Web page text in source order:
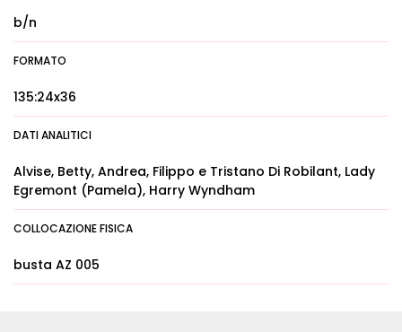
b/n
FORMATO
135:24x36
DATI ANALITICI
Alvise, Betty, Andrea, Filippo e Tristano Di Robilant, Lady
Egremont (Pamela), Harry Wyndham
COLLOCAZIONE FISICA
busta AZ 005